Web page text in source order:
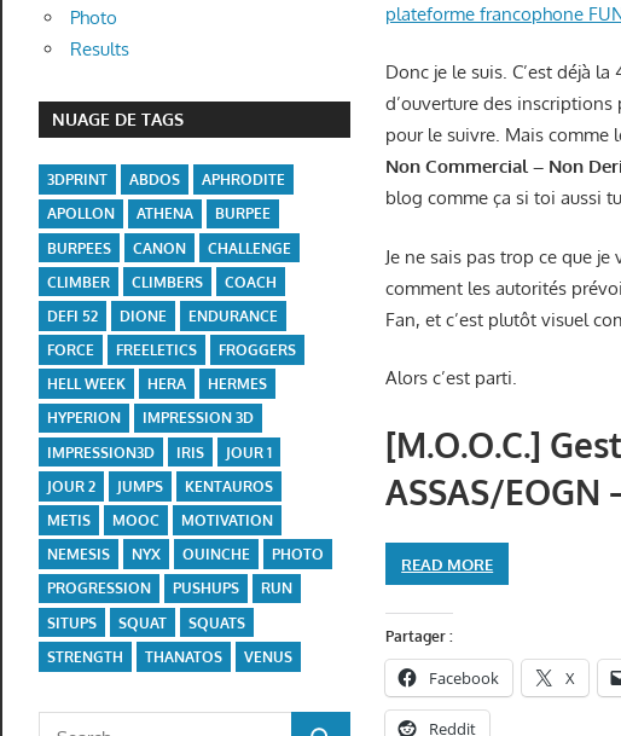
plateforme francophone
Donc je le suis. C’est déjà
d’ouverture des inscriptions
pour le suivre. Mais
Non Commercial – Non
blog comme ça si toi aussi
Je ne sais pas trop ce que
comment les autorités
Fan, et c’est plutôt visuel
Alors c’est parti.
[M.O.O.C.]
ASSAS/EOGN
READ MORE
Partager :
Facebook X
Reddit
Photo
Results
NUAGE DE TAGS
3DPRINT ABDOS
APHRODITE
APOLLON
ATHENA
BURPEE
BURPEES
CANON
CHALLENGE
CLIMBER
CLIMBERS
COACH
DEFI 52
DIONE
ENDURANCE
FORCE
FREELETICS
FROGGERS
HELL WEEK
HERA
HERMES
HYPERION
IMPRESSION 3D
IMPRESSION3D
IRIS
JOUR 1
JOUR 2
JUMPS
KENTAUROS
METIS
MOOC
MOTIVATION
NEMESIS
NYX OUINCHE
PHOTO
PROGRESSION
PUSHUPS
RUN
SITUPS
SQUAT
SQUATS
STRENGTH
THANATOS VENUS
Search